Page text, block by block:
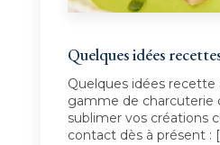
Quelques idées
Quelques idées recette
gamme de charcuterie
sublimer vos créations
contact dès à présent :